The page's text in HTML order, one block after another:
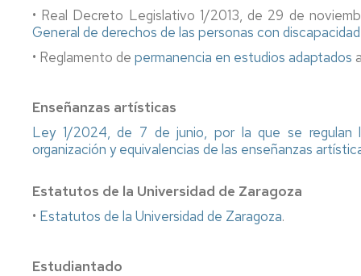
• Real Decreto Legislativo 1/2013, de 29 de
General de derechos de las personas con discapacidad
• Reglamento de permanencia en estudios adaptados
Enseñanzas artísticas
Ley 1/2024, de 7 de junio, por la que se regulan
organización y equivalencias de las enseñanzas
Estatutos de la Universidad de Zaragoza
• Estatutos de la Universidad de Zaragoza.
Estudiantado